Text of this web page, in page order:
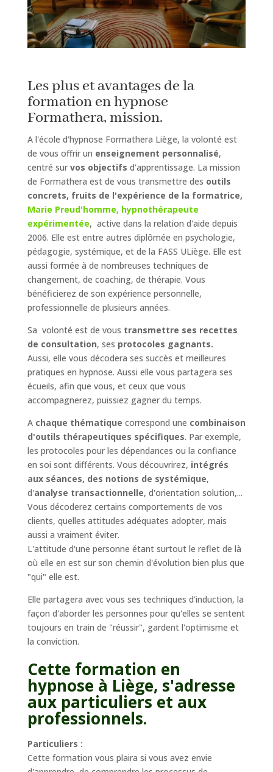
Les plus et avantages de la
formation en hypnose
Formathera, mission.
A l'école d'hypnose Formathera Liège, la volonté est
de vous offrir un enseignement personnalisé,
centré sur vos objectifs d'apprentissage. La mission
de Formathera est de vous transmettre des outils
concrets, fruits de l'expérience de la formatrice,
Marie Preud'homme, hypnothérapeute
expérimentée, active dans la relation d'aide depuis
2006. Elle est entre autres diplômée en psychologie,
pédagogie, systémique, et de la FASS ULiège. Elle est
aussi formée à de nombreuses techniques de
changement, de coaching, de thérapie. Vous
bénéficierez de son expérience personnelle,
professionnelle de plusieurs années.
Sa volonté est de vous transmettre ses recettes
de consultation, ses protocoles gagnants.
Aussi, elle vous décodera ses succès et meilleures
pratiques en hypnose. Aussi elle vous partagera ses
écueils, afin que vous, et ceux que vous
accompagnerez, puissiez gagner du temps.
A chaque thématique correspond une combinaison
d'outils thérapeutiques spécifiques. Par exemple,
les protocoles pour les dépendances ou la confiance
en soi sont différents. Vous découvrirez, intégrés
aux séances, des notions de systémique,
d'analyse transactionnelle, d'orientation solution,...
Vous décoderez certains comportements de vos
clients, quelles attitudes adéquates adopter, mais
aussi a vraiment éviter.
L'attitude d'une personne étant surtout le reflet de là
où elle en est sur son chemin d'évolution bien plus que
"qui" elle est.
Elle partagera avec vous ses techniques d'induction, la
façon d'aborder les personnes pour qu'elles se sentent
toujours en train de "réussir", gardent l'optimisme et
la conviction.
Cette formation en
hypnose à Liège, s'adresse
aux particuliers et aux
professionnels.
Particuliers :
Cette formation vous plaira si vous avez envie